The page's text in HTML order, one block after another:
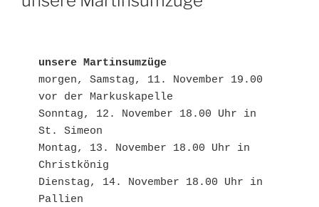
unsere Martinsumzüge
morgen, Samstag, 11. November 19.00
vor der Markuskapelle
Sonntag, 12. November 18.00 Uhr in
St. Simeon
Montag, 13. November 18.00 Uhr in
Christkönig
Dienstag, 14. November 18.00 Uhr in
Pallien